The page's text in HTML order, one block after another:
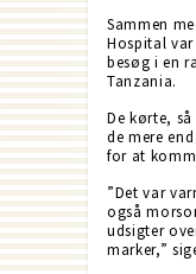
Sammen
Hospital
besøg i en
Tanzania.
De kørte,
de mere
for at
”Det var
også
udsigter
marker,”